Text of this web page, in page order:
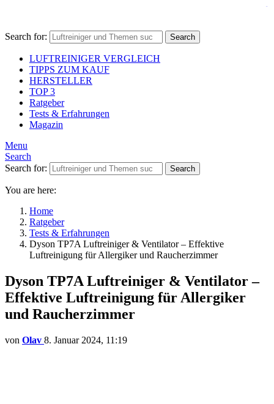
Search for: Search
LUFTREINIGER VERGLEICH
TIPPS ZUM KAUF
HERSTELLER
TOP 3
Ratgeber
Tests & Erfahrungen
Magazin
Menu
Search
Search for:
Search
You are here:
Home
Ratgeber
Tests & Erfahrungen
Dyson TP7A Luftreiniger & Ventilator – Effektive
Luftreinigung für Allergiker und Raucherzimmer
Dyson TP7A Luftreiniger & Ventilator –
Effektive Luftreinigung für Allergiker
und Raucherzimmer
von Olav 8. Januar 2024, 11:19